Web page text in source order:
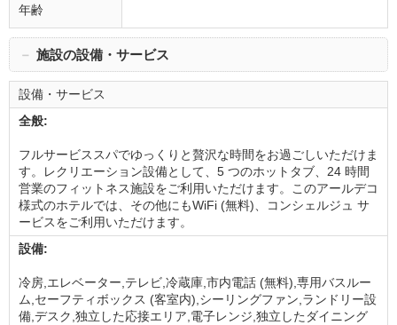
年齢
－ 施設の設備・サービス
設備・サービス
全般:
フルサービススパでゆっくりと贅沢な時間をお過ごしいただけま
す。レクリエーション設備として、5 つのホットタブ、24 時間
営業のフィットネス施設をご利用いただけます。このアールデコ
様式のホテルでは、その他にもWiFi (無料)、コンシェルジュ サ
ービスをご利用いただけます。
設備:
冷房,エレベーター,テレビ,冷蔵庫,市内電話 (無料),専用バスルー
ム,セーフティボックス (客室内),シーリングファン,ランドリー設
備,デスク,独立した応接エリア,電子レンジ,独立したダイニング